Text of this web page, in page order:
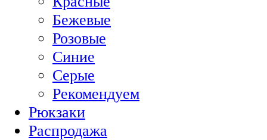
Бежевые
Розовые
Синие
Серые
Рекомендуем
Рюкзаки
Распродажа